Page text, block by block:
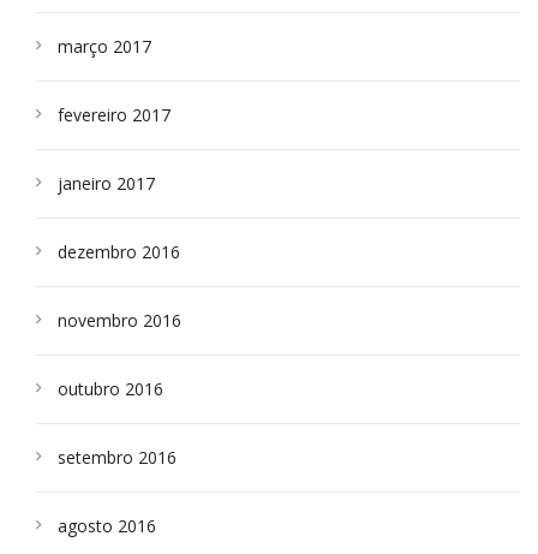
março 2017
fevereiro 2017
janeiro 2017
dezembro 2016
novembro 2016
outubro 2016
setembro 2016
agosto 2016